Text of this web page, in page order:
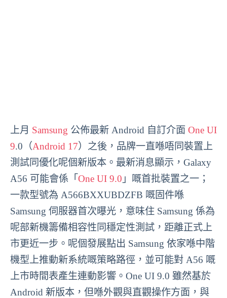
上月 Samsung 公佈最新 Android 自訂介面 One UI
9.0（Android 17）之後，品牌一直喺唔同裝置上
測試同優化呢個新版本。最新消息顯示，Galaxy
A56 可能會係「 One UI 9.0 」嘅首批裝置之一；
一款型號為 A566BXXUBDZFB 嘅固件喺
Samsung 伺服器首次曝光，意味住 Samsung 係為
呢部新機籌備相容性同穩定性測試，距離正式上
市更近一步。呢個發展點出 Samsung 依家喺中階
機型上推動新系統嘅策略路徑，並可能對 A56 嘅
上市時間表產生連動影響。One UI 9.0 雖然基於
Android 新版本，但喺外觀與直觀操作方面，與